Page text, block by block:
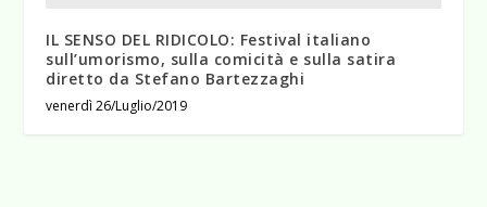
IL SENSO DEL RIDICOLO: Festival italiano
sull’umorismo, sulla comicità e sulla satira
diretto da Stefano Bartezzaghi
venerdì 26/Luglio/2019